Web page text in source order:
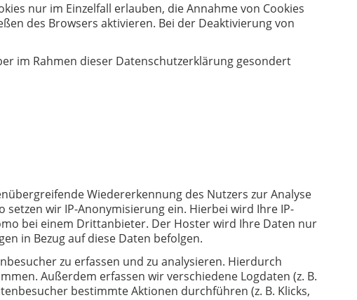
nur im Einzelfall erlauben, die Annahme von Cookies
des Browsers aktivieren. Bei der Deaktivierung von
im Rahmen dieser Datenschutzerklärung gesondert
Wiedererkennung des Nutzers zur Analyse
wir IP-Anonymisierung ein. Hierbei wird Ihre IP-
bei einem Drittanbieter. Der Hoster wird Ihre Daten nur
in Bezug auf diese Daten befolgen.
zu erfassen und zu analysieren. Hierdurch
Außerdem erfassen wir verschiedene Logdaten (z. B.
bestimmte Aktionen durchführen (z. B. Klicks,